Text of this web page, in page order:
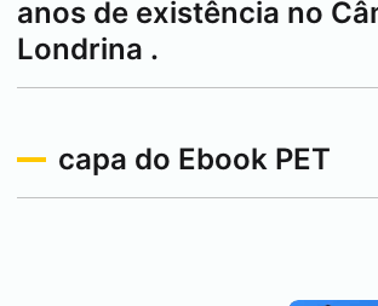
anos de existência no
Londrina .
capa do Ebook PET